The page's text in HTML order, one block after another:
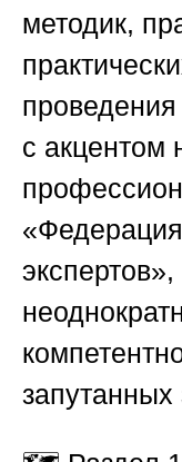
методик,
с акцентом
экспертов»,